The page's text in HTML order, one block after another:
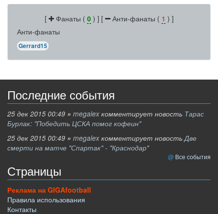
[ Фанаты ( 0) ] [ Анти-фанаты ( 1 ) ]
Анти-фанаты
Gerrard15
Последние события
25 дек 2015 00:49 » megalex комментирует новость Тарас
Бурлак: "Победить ЦСКА помог кофеин"
25 дек 2015 00:49 » megalex комментирует новостьДве
смерти на матче "Спартак" - "Краснодар"
Все события
Страницы
Реклама на GIGAfootball
Правила использования
Контакты